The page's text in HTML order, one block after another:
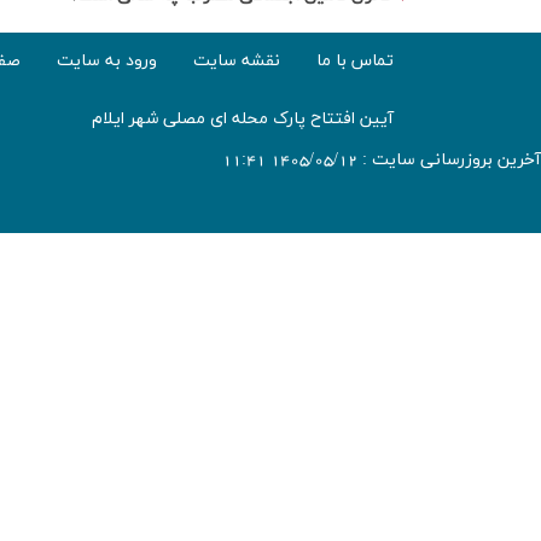
تماس با ما نقشه سایت ورود به سایت
آیین افتتاح پارک محله ای مصلی شهر ایلام
آخرین بروزرسانی سایت : 1405/05/12 11:41